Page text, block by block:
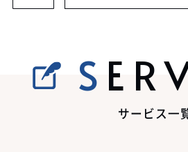
サービス一